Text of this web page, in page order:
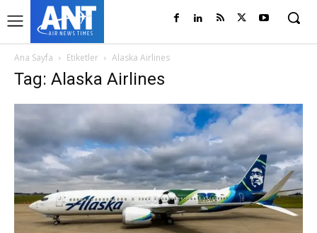
Ana Sayfa Etiketler Alaska Airlines
Tag: Alaska Airlines